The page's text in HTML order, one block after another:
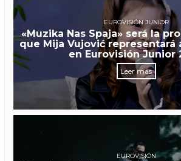
EUROVISIÓN JUNIOR
«Muzika Nas Spaja» será la
que Mija Vujović representará
en Eurovisión Junior
Leer más
EUROVISIÓN